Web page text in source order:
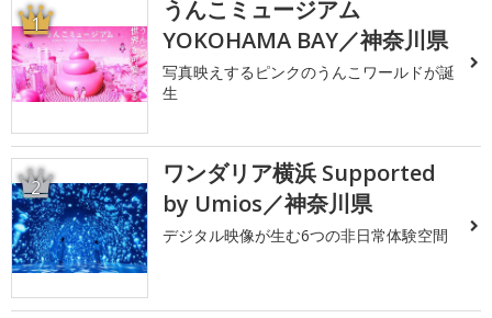
1
うんこミュージアム
YOKOHAMA BAY／神奈川県
写真映えするピンクのうんこワールドが誕
生
2
ワンダリア横浜 Supported
by Umios／神奈川県
デジタル映像が生む6つの非日常体験空間